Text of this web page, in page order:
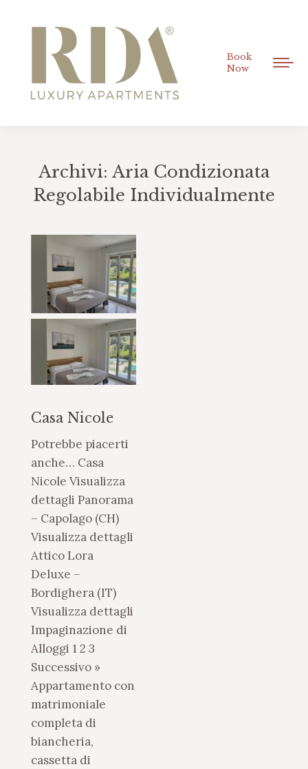
Book
Now
Archivi: Aria Condizionata
Regolabile Individualmente
Casa Nicole
Potrebbe piacerti
anche… Casa
Nicole Visualizza
dettagli Panorama
– Capolago (CH)
Visualizza dettagli
Attico Lora
Deluxe –
Bordighera (IT)
Visualizza dettagli
Impaginazione di
Alloggi 1 2 3
Successivo »
Appartamento con
matrimoniale
completa di
biancheria,
cassetta di